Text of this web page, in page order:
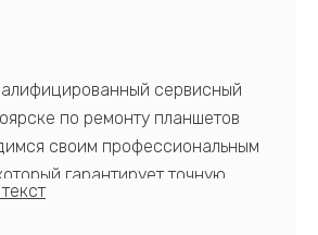
сервисный
по ремонту планшетов
своим профессиональным
гарантирует точную
ремонт. Наши